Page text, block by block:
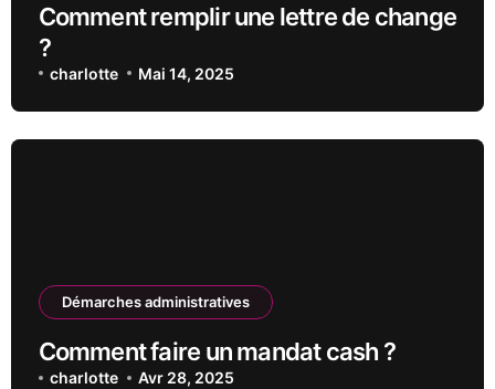
Comment remplir une lettre de change
?
charlotte Mai 14, 2025
Démarches administratives
Comment faire un mandat cash ?
charlotte Avr 28, 2025